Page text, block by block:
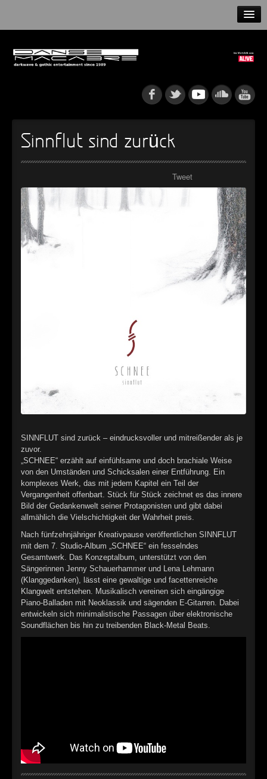
NEWS
Oberer Totpunkt
Maschinenherz
Oberer Totpunkt
Der Siebte Tag
Oberer Totpunkt
► Totentanz
► Teufels Lehrerin
Oberer Totpunkt
► Zeit verfliegt
Oberer Totpunkt
► Untergehen
Oberer Totpunkt
► Geisterfahrt
Oberer Totpunkt
► Gevatter Tod
Oberer Totpunkt
►
►
►
►
Sinnflut sind zurück
Tweet
SINNFLUT sind zurück – eindrucksvoller und mitreißender als je
zuvor.
„SCHNEE“ erzählt auf einfühlsame und doch brachiale Weise
von den Umständen und Schicksalen einer Entführung. Ein
komplexes Werk, das mit jedem Kapitel ein Teil der
Vergangenheit offenbart. Stück für Stück zeichnet es das innere
Bild der Gedankenwelt seiner Protagonisten und gibt dabei
allmählich die Vielschichtigkeit der Wahrheit preis.
Nach fünfzehnjähriger Kreativpause veröffentlichen SINNFLUT
mit dem 7. Studio-Album „SCHNEE“ ein fesselndes
Gesamtwerk. Das Konzeptalbum, unterstützt von den
Sängerinnen Jenny Schauerhammer und Lena Lehmann
(Klanggedanken), lässt eine gewaltige und facettenreiche
Klangwelt entstehen. Musikalisch vereinen sich eingängige
Piano-Balladen mit Neoklassik und sägenden E-Gitarren. Dabei
entwickeln sich minimalistische Passagen über elektronische
Soundflächen bis hin zu treibenden Black-Metal Beats.